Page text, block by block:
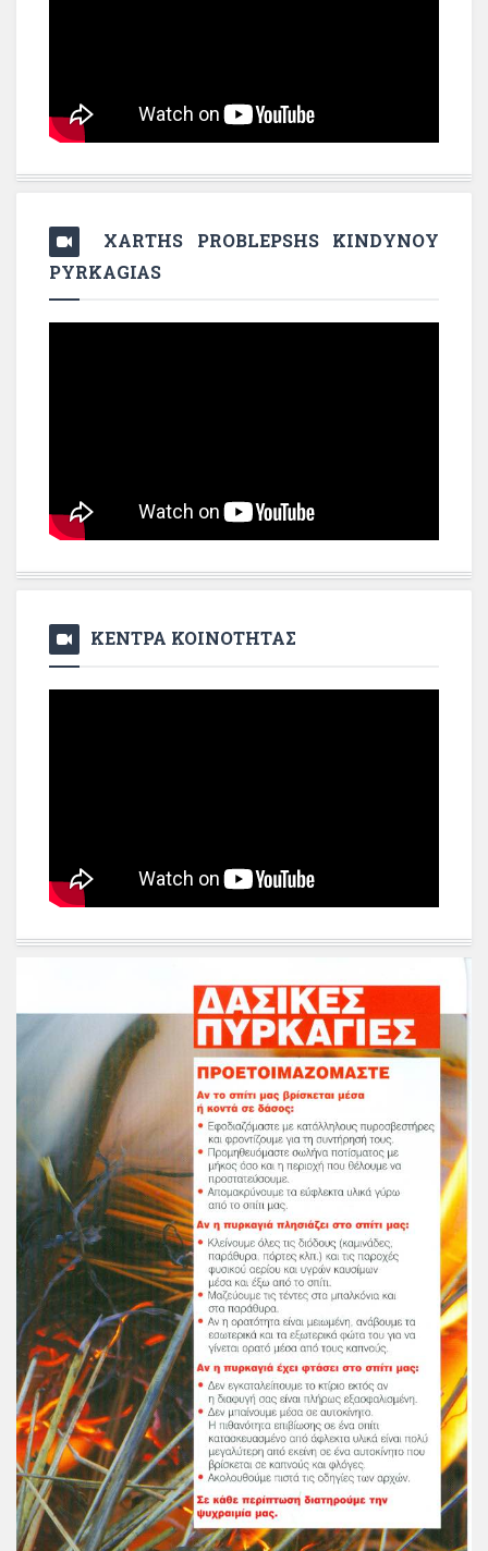
XARTHS PROBLEPSHS KINDYNOY
PYRKAGIAS
ΚΕΝΤΡΑ ΚΟΙΝΟΤΗΤΑΣ